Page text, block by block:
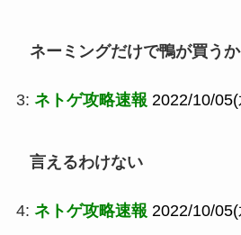
ネーミングだけで鴨が買う
3: ネトゲ攻略速報 2022/10/
言えるわけない
4: ネトゲ攻略速報 2022/10/